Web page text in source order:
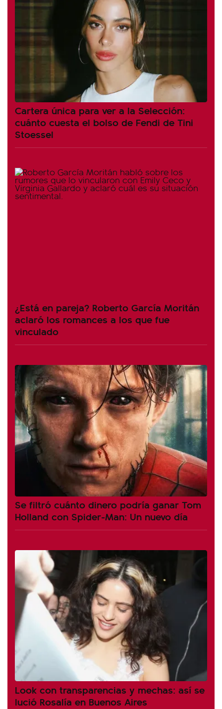
Cartera única para ver a la Selección:
cuánto cuesta el bolso de Fendi de Tini
Stoessel
¿Está en pareja? Roberto García Moritán
aclaró los romances a los que fue
vinculado
Se filtró cuánto dinero podría ganar Tom
Holland con Spider-Man: Un nuevo día
Look con transparencias y mechas: así se
lució Rosalía en Buenos Aires